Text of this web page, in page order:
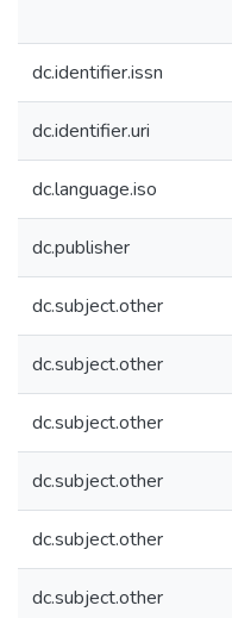
dc.identifier.issn
dc.identifier.uri
dc.language.iso
dc.publisher
dc.subject.other
dc.subject.other
dc.subject.other
dc.subject.other
dc.subject.other
dc.subject.other